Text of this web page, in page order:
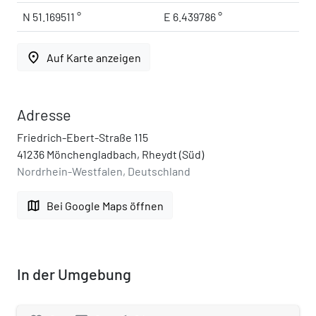
N 51.169511 ° E 6.439786 °
place Auf Karte anzeigen
Adresse
Friedrich-Ebert-Straße 115
41236 Mönchengladbach, Rheydt (Süd)
Nordrhein-Westfalen, Deutschland
map Bei Google Maps öffnen
In der Umgebung